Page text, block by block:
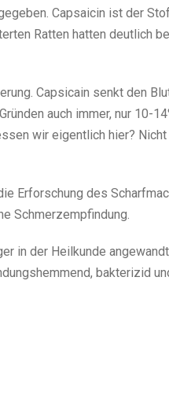
Capsaicin ist der
Ratten hatten deutlich
Capsicain senkt den
auch immer, nur 10-
wir eigentlich hier?
Erforschung des
Schmerzempfindung.
in der Heilkunde
bakterizid